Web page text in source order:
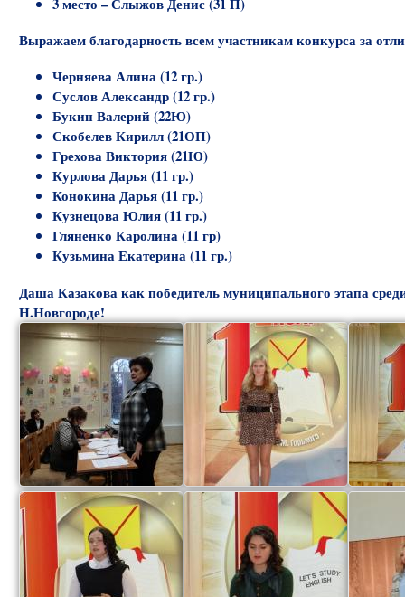
Выражаем благодарность всем участникам конкурса за
Черняева Алина (12 гр.)
Суслов Александр (12 гр.)
Букин Валерий (22Ю)
Скобелев Кирилл (21ОП)
Грехова Виктория (21Ю)
Курлова Дарья (11 гр.)
Конокина Дарья (11 гр.)
Кузнецова Юлия (11 гр.)
Гляненко Каролина (11 гр)
Кузьмина Екатерина (11 гр.)
Даша Казакова как победитель муниципального этапа
Н.Новгороде!